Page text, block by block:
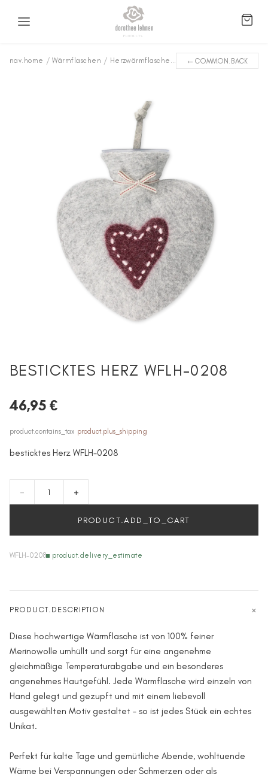
nav.home / Wärmflaschen / Herzwärmflaschen besticktes Herz WFLH-
←COMMON.BACK
BESTICKTES HERZ WFLH-0208
46,95 €
product.contains_tax product.plus_shipping
besticktes Herz WFLH-0208
- +
PRODUCT.ADD_TO_CART
WFLH-0208 product.delivery_estimate
PRODUCT.DESCRIPTION
Diese hochwertige Wärmflasche ist von 100% feiner
Merinowolle umhüllt und sorgt für eine angenehme
gleichmäßige Temperaturabgabe und ein besonderes
angenehmes Hautgefühl. Jede Wärmflasche wird einzeln von
Hand gelegt und gezupft und mit einem liebevoll
ausgewählten Motiv gestaltet – so ist jedes Stück ein echtes
Unikat.
Perfekt für kalte Tage und gemütliche Abende, wohltuende
Wärme bei Verspannungen oder Schmerzen oder als